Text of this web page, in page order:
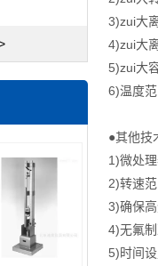
3)zui大
4)zui大
5)zui大
6)温度
●其他技
1)微处
2)转速
3)确保
4)无氟
5)时间